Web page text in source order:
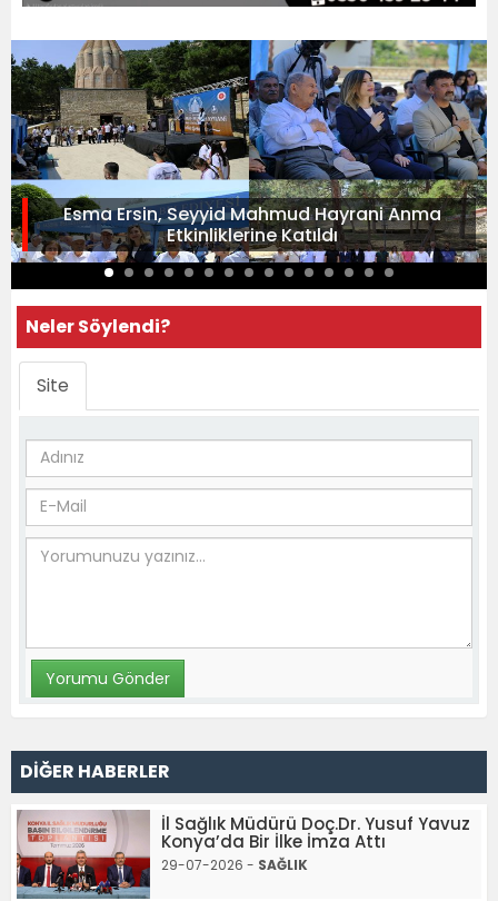
Esma Ersin, Seyyid Mahmud Hayrani Anma
Etkinliklerine Katıldı
Neler Söylendi?
Site
DİĞER HABERLER
İl Sağlık Müdürü Doç.Dr. Yusuf Yavuz
Konya’da Bir İlke İmza Attı
29-07-2026 - SAĞLIK